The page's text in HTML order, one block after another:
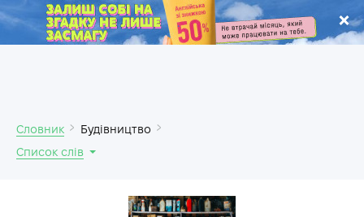
.
Словник
Будівництво
Список слів